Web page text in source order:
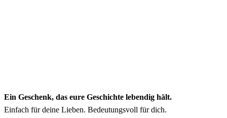
Ein Geschenk, das eure Geschichte lebendig hält.
Einfach für deine Lieben. Bedeutungsvoll für dich.